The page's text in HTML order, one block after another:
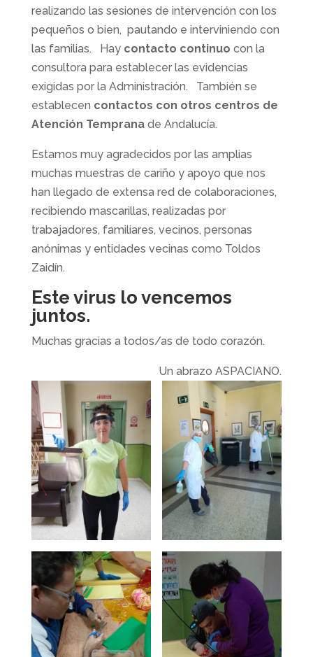
realizando las sesiones de intervención con los
pequeños o bien, pautando e interviniendo con
las familias. Hay contacto continuo con la
consultora para establecer las evidencias
exigidas por la Administración. También se
establecen contactos con otros centros de
Atención Tempranade Andalucía.
Estamos muy agradecidos por las amplias
muchas muestras de cariño y apoyo que nos
han llegado de extensa red de colaboraciones,
recibiendo mascarillas, realizadas por
trabajadores, familiares, vecinos, personas
anónimas y entidades vecinas como Toldos
Zaidín.
Este virus lo vencemos
juntos.
Muchas gracias a todos/as de todo corazón.
Un abrazo ASPACIANO.